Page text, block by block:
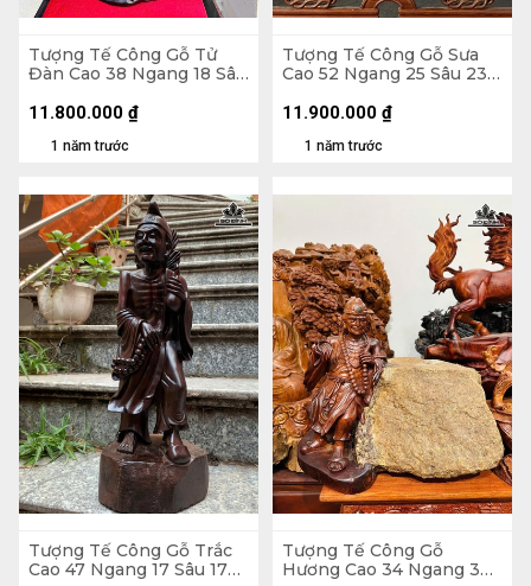
Tượng Tế Công Gỗ Tử
Đàn Cao 38 Ngang 18 Sâu
1 năm trước
11.800.000 ₫
Tượng Tế Công Gỗ Sưa
Cao 52 Ngang 25 Sâu 23
1 năm trước
11.900.000 ₫
Tượng Tế Công Gỗ Trắc
Cao 47 Ngang 17 Sâu 17
Tượng Tế Công Gỗ
Hương Cao 34 Ngang 37